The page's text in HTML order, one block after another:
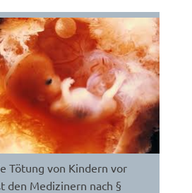
Tötung von Kindern vor
den Medizinern nach §